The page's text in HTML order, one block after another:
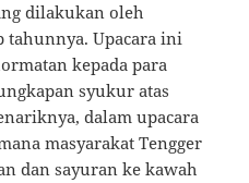
dilakukan oleh
tahunnya. Upacara ini
kepada para
syukur atas
dalam upacara
masyarakat Tengger
dan sayuran ke kawah